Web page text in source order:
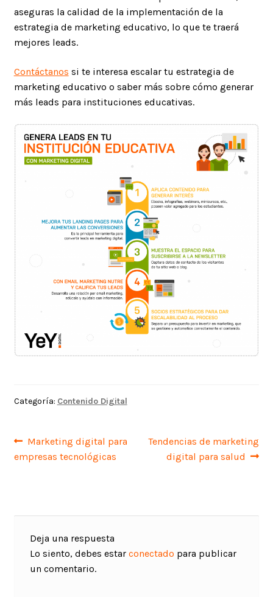
aseguras la calidad de la implementación de la
estrategia de marketing educativo, lo que te traerá
mejores leads.
Contáctanos si te interesa escalar tu estrategia de
marketing educativo o saber más sobre cómo generar
más leads para instituciones educativas.
Categoría: Contenido Digital
Navegación
de
Anterior:
Marketing digital para
empresas tecnológicas
Siguiente:
Tendencias de marketing
digital para salud
Deja una respuesta
Lo siento, debes estar conectado para publicar
un comentario.